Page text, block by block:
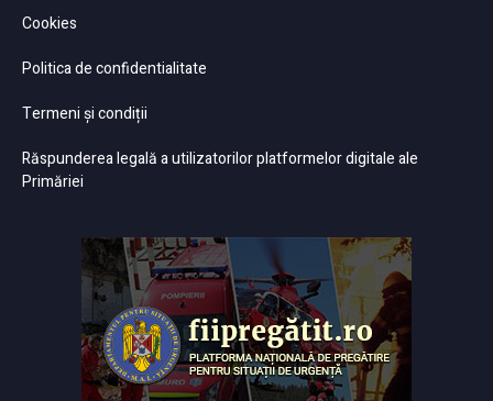
Cookies
Politica de confidentialitate
Termeni și condiții
Răspunderea legală a utilizatorilor platformelor digitale ale
Primăriei